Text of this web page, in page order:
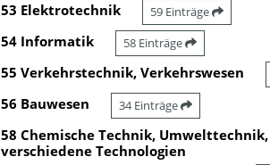
53 Elektrotechnik 59 Einträge
54 Informatik 58 Einträge
55 Verkehrstechnik, Verkehrswesen
56 Bauwesen 34 Einträge
58 Chemische Technik, Umwelttechnik,
verschiedene Technologien